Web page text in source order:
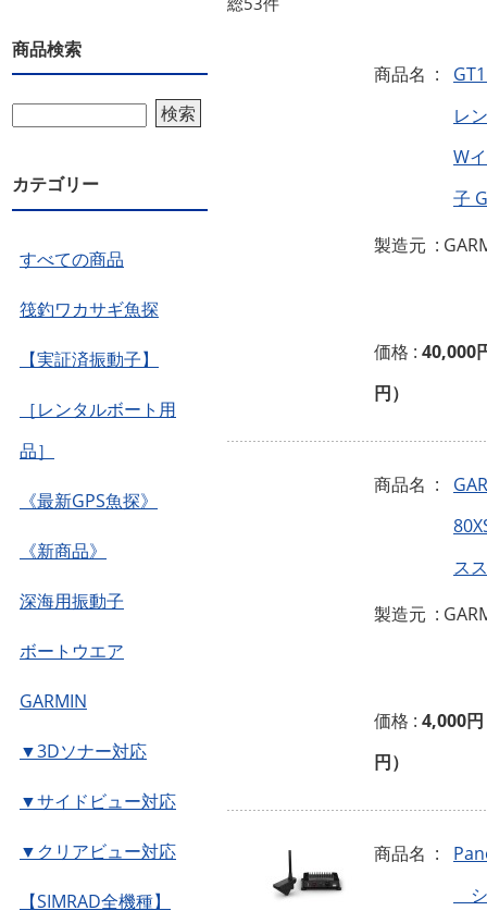
商品検索
検索
カテゴリー
すべての商品
筏釣ワカサギ魚探
【実証済振動子】
［レンタルボート用
品］
《最新GPS魚探》
《新商品》
深海用振動子
ボートウエア
GARMIN
▼3Dソナー対応
▼サイドビュー対応
▼クリアビュー対応
【SIMRAD全機種】
商品名 :
レ
W
子
製造元 :
価格 : 40,000
円）
商品名 :
ス
製造元 :
価格 : 4,000
円）
商品名 :